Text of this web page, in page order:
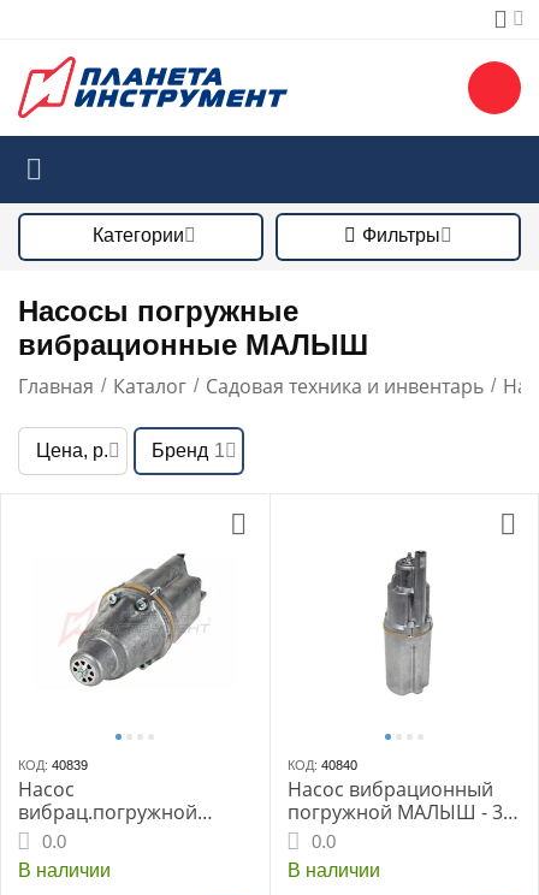
Категории Фильтры
Насосы погружные
вибрационные МАЛЫШ
Главная / Каталог / Садовая техника и инвентарь /
Цена, р. Бренд 1
КОД: 40839
Насос
вибрац.погружной
МАЛЫШ -К, (г.Ливны),
15м, 240 Вт защ. от
перегрева нижний
0.0
В наличии
КОД: 40840
Насос вибрационный
погружной МАЛЫШ - 3,
(г.Ливны), 16м, 160Вт,
диаметр76мм, верхний
забор, подъем25м
0.0
В наличии